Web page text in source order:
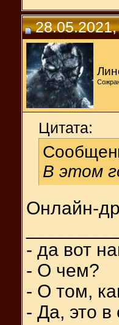
28.05.2021,
Цитата:
В этом
Онлайн-
- да вот
- О чем?
- О том,
- Да, это